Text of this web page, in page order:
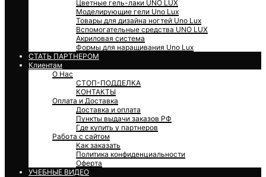
Цветные гель-лаки UNO LUX
Моделирующие гели Uno Lux
Товары для дизайна ногтей Uno Lux
Вспомогательные средства UNO LUX
Акриловая система
Формы для наращивания Uno Lux
СТАТЬ ПАРТНЕРОМ
Клиентам
О Нас
СТОП-ПОДДЕЛКА
КОНТАКТЫ
Оплата и Доставка
Доставка и оплата
Пункты выдачи заказов РФ
Где купить у партнеров
Работа с сайтом
Как заказать
Политика конфиденциальности
Оферта
УЧЕБНЫЕ ВИДЕО